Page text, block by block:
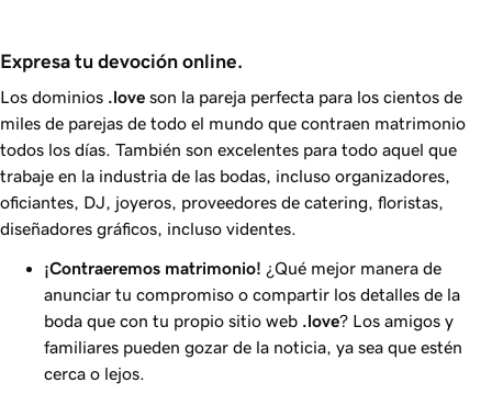
Expresa tu devoción online.
Los dominios .love son la pareja perfecta para los cientos de
miles de parejas de todo el mundo que contraen matrimonio
todos los días. También son excelentes para todo aquel que
trabaje en la industria de las bodas, incluso organizadores,
oficiantes, DJ, joyeros, proveedores de catering, floristas,
diseñadores gráficos, incluso videntes.
¡Contraeremos matrimonio! ¿Qué mejor manera de
anunciar tu compromiso o compartir los detalles de la
boda que con tu propio sitio web .love? Los amigos y
familiares pueden gozar de la noticia, ya sea que estén
cerca o lejos.